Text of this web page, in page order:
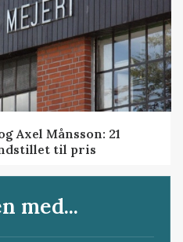
Axel Månsson: 21
til pris
med...